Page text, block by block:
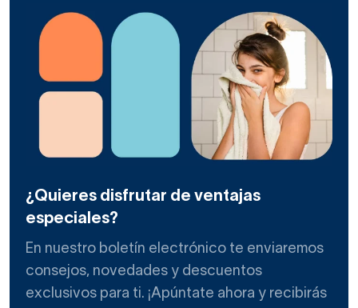
¿Quieres disfrutar de ventajas
especiales?
En nuestro boletín electrónico te enviaremos
consejos, novedades y descuentos
exclusivos para ti. ¡Apúntate ahora y recibirás